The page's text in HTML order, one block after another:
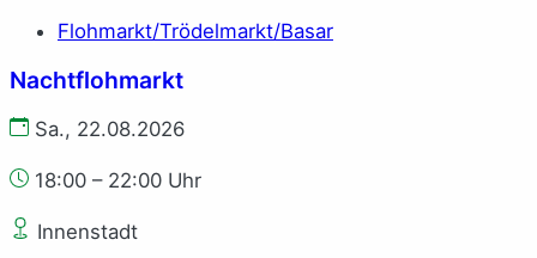
Flohmarkt/Trödelmarkt/Basar
Nachtflohmarkt
Sa., 22.08.2026
18:00 – 22:00 Uhr
Innenstadt